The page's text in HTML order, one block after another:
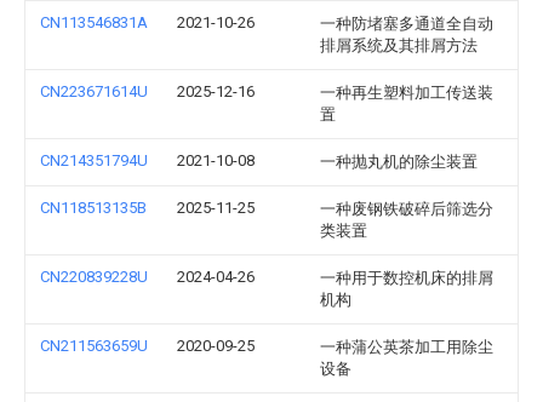
CN113546831A 2021-10-26
一种防堵塞多通道全自动
排屑系统及其排屑方法
CN223671614U 2025-12-16
一种再生塑料加工传送装
置
CN214351794U 2021-10-08 一种抛丸机的除尘装置
CN118513135B 2025-11-25
一种废钢铁破碎后筛选分
类装置
CN220839228U 2024-04-26
一种用于数控机床的排屑
机构
CN211563659U 2020-09-25
一种蒲公英茶加工用除尘
设备